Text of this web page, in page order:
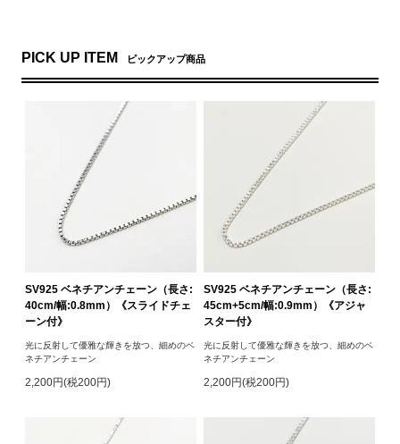
PICK UP ITEM ピックアップ商品
SV925 ベネチアンチェーン（長さ:
40cm/幅:0.8mm）《スライドチェ
ーン付》
光に反射して優雅な輝きを放つ、細めのベ
ネチアンチェーン
2,200円(税200円)
SV925 ベネチアンチェーン（長さ:
45cm+5cm/幅:0.9mm）《アジャ
スター付》
光に反射して優雅な輝きを放つ、細めのベ
ネチアンチェーン
2,200円(税200円)